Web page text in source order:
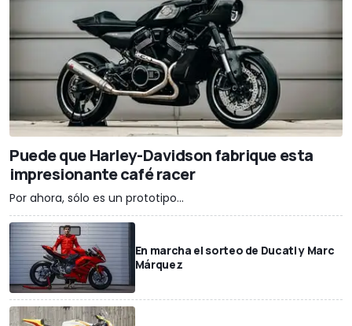
Puede que Harley-Davidson fabrique esta
impresionante café racer
Por ahora, sólo es un prototipo...
En marcha el sorteo de Ducati y Marc
Márquez